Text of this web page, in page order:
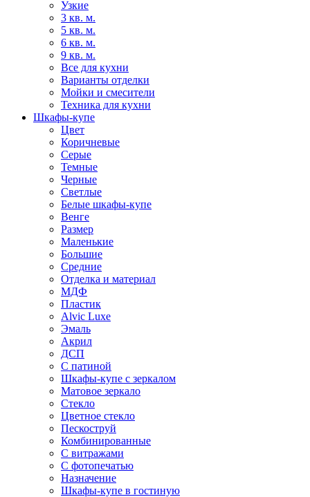
Узкие
3 кв. м.
5 кв. м.
6 кв. м.
9 кв. м.
Все для кухни
Варианты отделки
Мойки и смесители
Техника для кухни
Шкафы-купе
Цвет
Коричневые
Серые
Темные
Черные
Светлые
Белые шкафы-купе
Венге
Размер
Маленькие
Большие
Средние
Отделка и материал
МДФ
Пластик
Alvic Luxe
Эмаль
Акрил
ДСП
С патиной
Шкафы-купе с зеркалом
Матовое зеркало
Стекло
Цветное стекло
Пескоструй
Комбинированные
С витражами
С фотопечатью
Назначение
Шкафы-купе в гостиную